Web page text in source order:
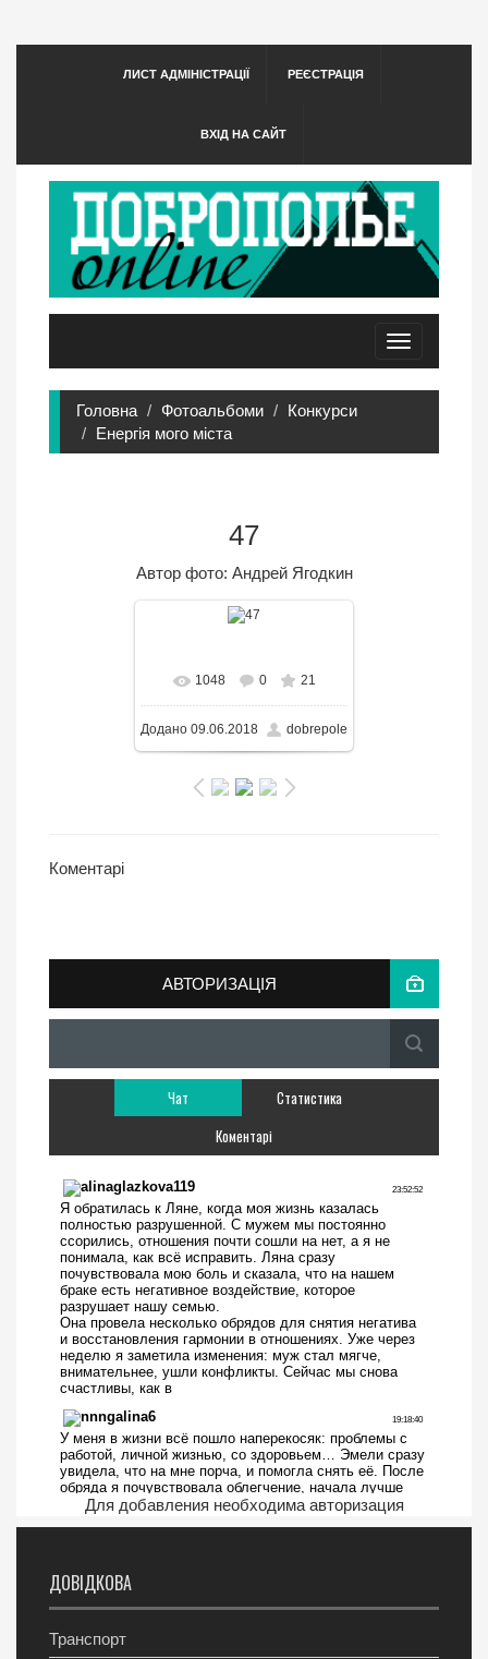
ЛИСТ АДМІНІСТРАЦІЇ РЕЄСТРАЦІЯ
ВХІД НА САЙТ
Toggle
navigation
Головна Фотоальбоми
Конкурси
Енергія мого міста
47
Автор фото: Андрей Ягодкин
650x377/ 78.0KB
1048 0 21
Додано 09.06.2018 dobrepole
Коментарі
АВТОРИЗАЦІЯ
Чат
Статистика
Коментарі
Для добавления необходима авторизация
ДОВІДКОВА
Транспорт